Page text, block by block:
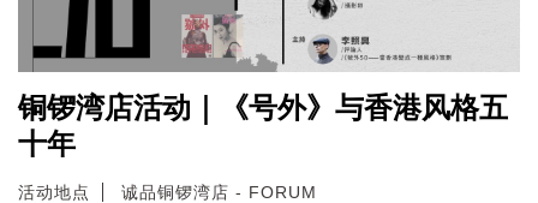
铜锣湾店活动｜《号外》与香港风格五
十年
活动地点
诚品铜锣湾店 - FORUM